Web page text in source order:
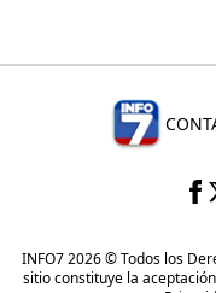
INFO7 2026 © Todos los
sitio constituye la